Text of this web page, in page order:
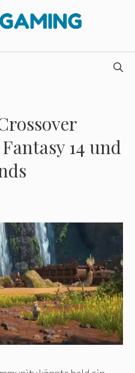
14 und